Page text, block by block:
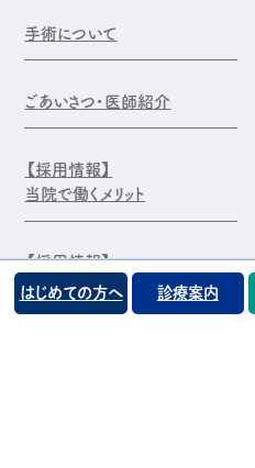
手術について
ごあいさつ・医師紹介
【採用情報】
当院で働くメリット
【採用情報】
エントリー・お問合せ
はじめての方へ 診療案内